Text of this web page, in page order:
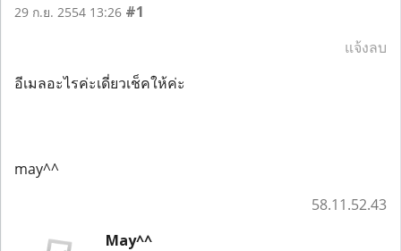
29 ก.ย. 2554 13:26 #1
แจ้งลบ
อีเมลอะไรค่ะเดี่ยวเช็คให้ค่ะ
may^^
58.11.52.43
May^^